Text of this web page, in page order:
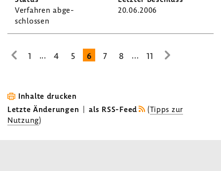
Verfahren abge­
schlossen
20.06.2006
zur
Seite
1 ... 4 5 6 7 8 ... 11
zur
Inhalte drucken
Letzte Änderungen | als RSS-Feed (Tipps zur
Nutzung)